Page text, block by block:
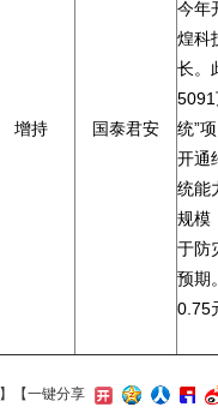
增持 国泰君安
今年
煌科
长。
5091
统”
开通
统能
规模
于防
预期
0.75
】 【一键分享